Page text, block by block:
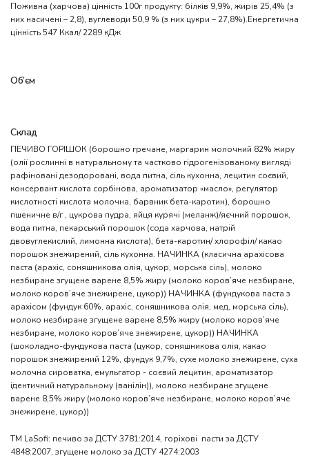
Поживна (харчова) цінність 100г продукту: білків 9,9%, жирів 25,4% (з
них насичені – 2,8), вуглеводи 50,9 % (з них цукри – 27,8%).Енергетична
цінність 547 Ккал/ 2289 кДж
Об’єм
Склад
ПЕЧИВО ГОРІШОК (борошно гречане, маргарин молочний 82% жиру
(олії рослинні в натуральному та частково гідрогенізованому вигляді
рафіновані дезодоровані, вода питна, сіль кухонна, лецитин соєвий,
консервант кислота сорбінова, ароматизатор «масло», регулятор
кислотності кислота молочна, барвник бета-каротин), борошно
пшеничне в/г , цукрова пудра, яйця курячі (меланж)/яєчний порошок,
вода питна, пекарський порошок (сода харчова, натрій
двовуглекислий, лимонна кислота), бета-каротин/ хлорофіл/ какао
порошок знежирений, сіль кухонна. НАЧИНКА (класична арахісова
паста (арахіс, соняшникова олія, цукор, морська сіль), молоко
незбиране згущене варене 8,5% жиру (молоко коров’яче незбиране,
молоко коров’яче знежирене, цукор)) НАЧИНКА (фундукова паста з
арахісом (фундук 60%, арахіс, соняшникова олія, мед, морська сіль),
молоко незбиране згущене варене 8,5% жиру (молоко коров’яче
незбиране, молоко коров’яче знежирене, цукор)) НАЧИНКА
(шоколадно-фундукова паста (цукор, соняшникова олія, какао
порошок знежирений 12%, фундук 9,7%, сухе молоко знежирене, суха
молочна сироватка, емульгатор - соєвий лецитин, ароматизатор
ідентичний натуральному (ванілін)), молоко незбиране згущене
варене 8,5% жиру (молоко коров’яче незбиране, молоко коров’яче
знежирене, цукор))
ТМ LaSofi: печиво за ДСТУ 3781:2014, горіхові пасти за ДСТУ
4848:2007, згущене молоко за ДСТУ 4274:2003